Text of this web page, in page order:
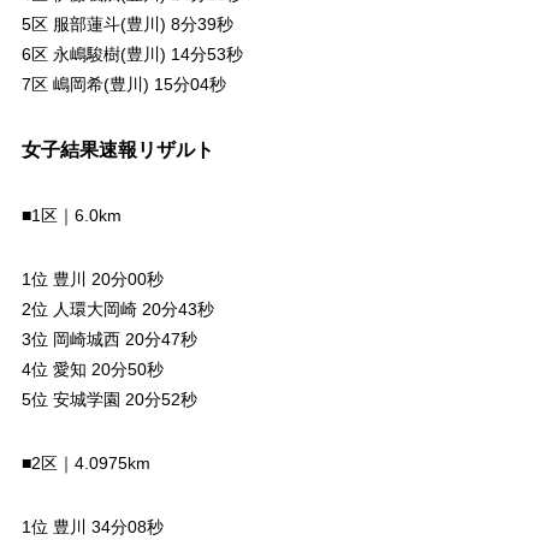
5区 服部蓮斗(豊川) 8分39秒
6区 永嶋駿樹(豊川) 14分53秒
7区 嶋岡希(豊川) 15分04秒
女子結果速報リザルト
■1区｜6.0km
1位 豊川 20分00秒
2位 人環大岡崎 20分43秒
3位 岡崎城西 20分47秒
4位 愛知 20分50秒
5位 安城学園 20分52秒
■2区｜4.0975km
1位 豊川 34分08秒